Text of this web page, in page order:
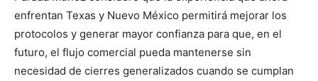
enfrentan Texas y Nuevo México permitirá mejorar los
protocolos y generar mayor confianza para que, en el
futuro, el flujo comercial pueda mantenerse sin
necesidad de cierres generalizados cuando se cumplan